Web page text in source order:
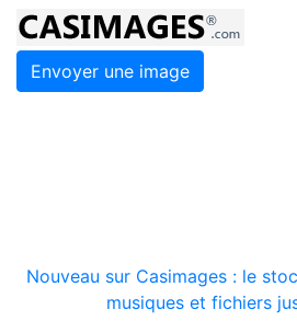
Envoyer une image
Nouveau sur Casimages : le
musiques et fichiers